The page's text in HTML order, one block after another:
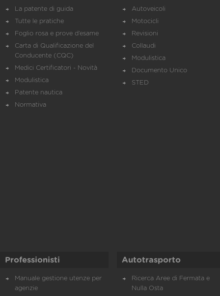
La patente di guida
Tutte le pratiche
Foglio rosa e prove d’esame
Carta di Qualificazione del
Conducente (CQC)
Medici Certificatori - Novità
Modulistica
Patente nautica
Normativa
Autoveicoli
Motocicli
Revisioni
Collaudi
Modulistica
Documento Unico
STED
Professionisti
Manuale gestione utenze per
agenzie
Autotrasporto
Ricerca Aree di Fermata e
Nulla Osta